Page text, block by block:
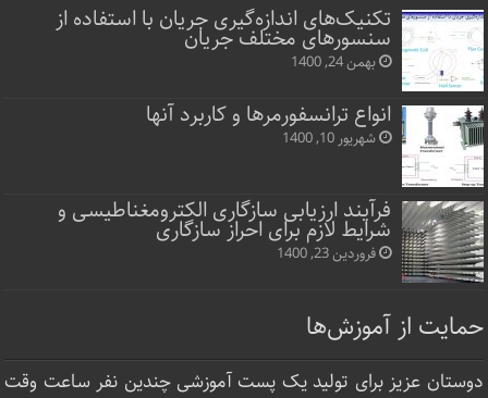
تکنیک‌های اندازه‌گیری جریان با استفاده از
سنسورهای مختلف جریان
بهمن 24, 1400
انواع ترانسفورمرها و کاربرد آنها
شهریور 10, 1400
فرآیند ارزیابی سازگاری الکترومغناطیسی و
شرایط لازم برای احراز سازگاری
فروردین 23, 1400
حمایت از آموزش‌ها
دوستان عزیز برای تولید یک پست آموزشی چندین نفر ساعت‌ وقت